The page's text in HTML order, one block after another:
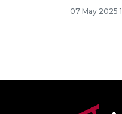
07 May 2025